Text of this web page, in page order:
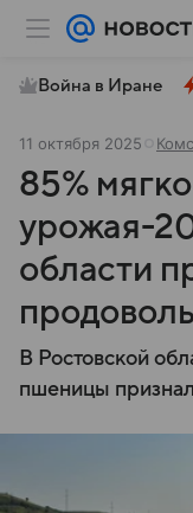
Война в Иране
11 октября 2025
85%
урожая-
области
В Ростовской
пшеницы